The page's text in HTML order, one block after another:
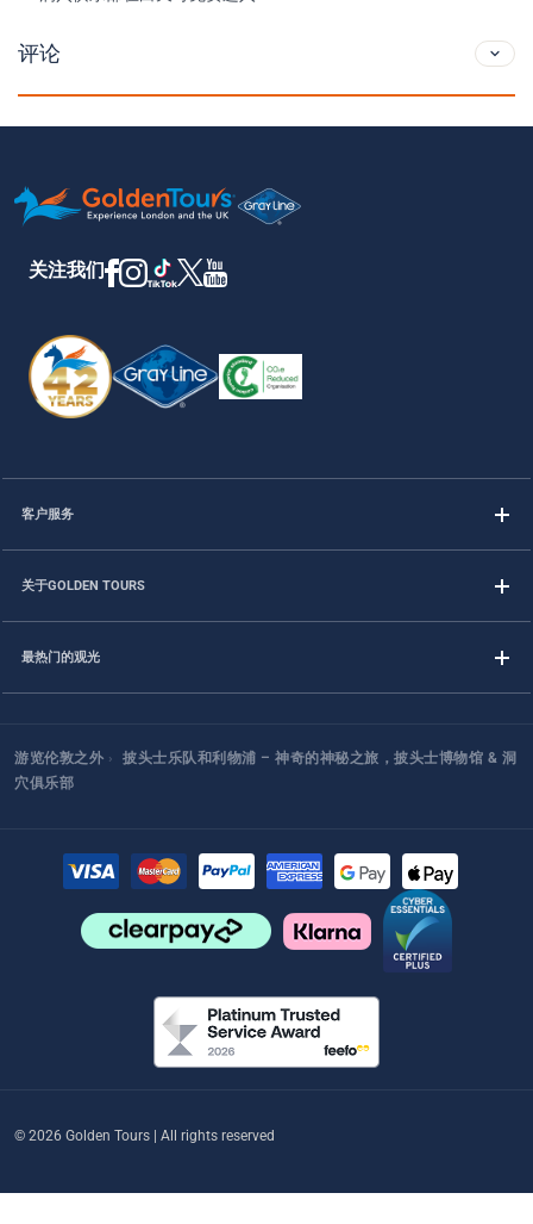
评论
关注我们
客户服务
关于GOLDEN TOURS
最热门的观光
游览伦敦之外 ›
披头士乐队和利物浦 – 神奇的神秘之旅，披头士博物馆 & 洞
穴俱乐部
© 2026 Golden Tours | All rights reserved